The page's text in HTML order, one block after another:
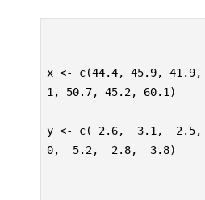
x <- c(44.4, 45.9, 41.9,
1, 50.7, 45.2, 60.1)
y <- c( 2.6,  3.1,  2.5,
0,  5.2,  2.8,  3.8)